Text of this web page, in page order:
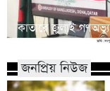
কাতারে জুলাই
জনপ্রিয় নিউজ